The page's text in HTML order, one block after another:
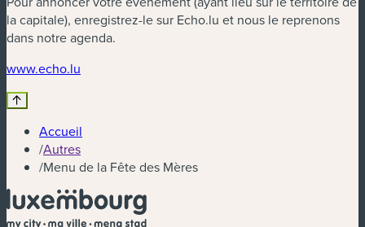
la capitale), enregistrez-le sur Echo.lu et nous le reprenons
dans notre agenda.
www.echo.lu
Accueil
/Autres
/Menu de la Fête des Mères